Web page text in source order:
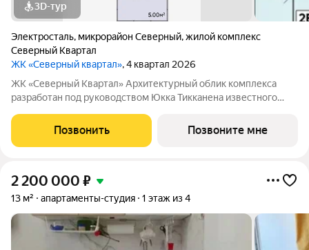
3D-тур
Электросталь, микрорайон Северный,жилой комплекс
Северный Квартал
ЖК «Северный квартал», 4 квартал 2026
ЖК «Северный Квартал» Архитектурный облик комплекса
разработан под руководством Юкка Тикканена известного
сочетании современного дизайна и северной эстетики. В
данном проекте Тикканен удачно
Позвонить Позвоните мне
2 200 000 ₽
13 м² апартаменты-студия 1 этаж из 4